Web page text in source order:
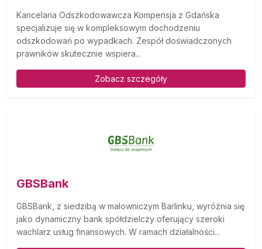
Kancelaria Odszkodowawcza Kompensja z Gdańska
specjalizuje się w kompleksowym dochodzeniu
odszkodowań po wypadkach. Zespół doświadczonych
prawników skutecznie wspiera...
Zobacz szczegóły
GBSBank
GBSBank, z siedzibą w malowniczym Barlinku, wyróżnia się
jako dynamiczny bank spółdzielczy oferujący szeroki
wachlarz usług finansowych. W ramach działalności...